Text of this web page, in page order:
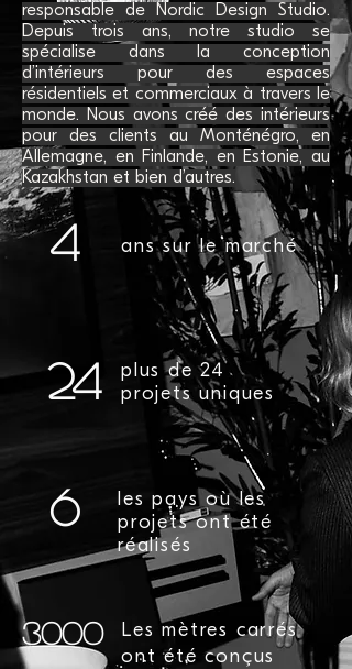
responsable de Nordic Design Studio.
Depuis trois ans, notre studio se
spécialise dans la conception
d’intérieurs pour des espaces
résidentiels et commerciaux à travers le
monde. Nous avons créé des intérieurs
pour des clients au Monténégro, en
Allemagne, en Finlande, en Estonie, au
Kazakhstan et bien d’autres.
4 ​ans sur le marché
24
plus de 24
projets uniques
6
les pays où les
projets ont été
réalisés
3000
Les mètres carrés
ont été conçus